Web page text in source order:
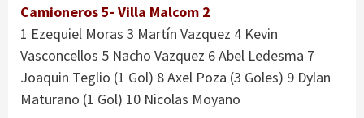
Camioneros 5- Villa Malcom 2
1 Ezequiel Moras 3 Martín Vazquez 4 Kevin
Vasconcellos 5 Nacho Vazquez 6 Abel Ledesma 7
Joaquin Teglio (1 Gol) 8 Axel Poza (3 Goles) 9 Dylan
Maturano (1 Gol) 10 Nicolas Moyano